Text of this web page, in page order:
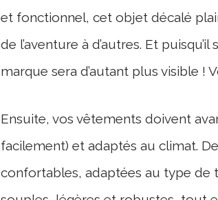
et fonctionnel, cet objet décalé
de l’aventure à d’autres. Et
marque sera d’autant plus visible
Ensuite, vos vêtements doivent
facilement) et adaptés au climat.
confortables, adaptées au type de